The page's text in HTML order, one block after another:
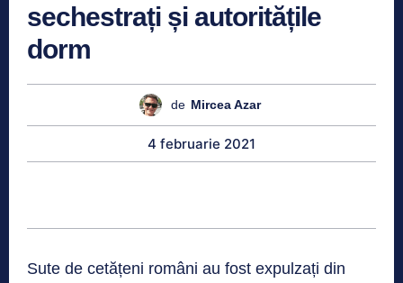
sechestrați și autoritățile
dorm
de Mircea Azar
4 februarie 2021
Sute de cetățeni români au fost expulzați din